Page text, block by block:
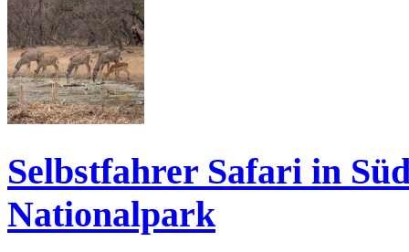
Selbstfahrer Safari in
Nationalpark